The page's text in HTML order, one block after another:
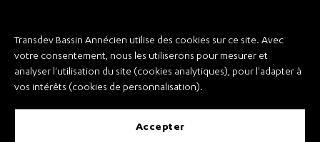
Transdev Bassin Annécien utilise des cookies sur ce site. Avec
votre consentement, nous les utiliserons pour mesurer et
analyser l'utilisation du site (cookies analytiques), pour l'adapter à
vos intérêts (cookies de personnalisation).
accepter
Transdev Bassin Annécien
Recrutement